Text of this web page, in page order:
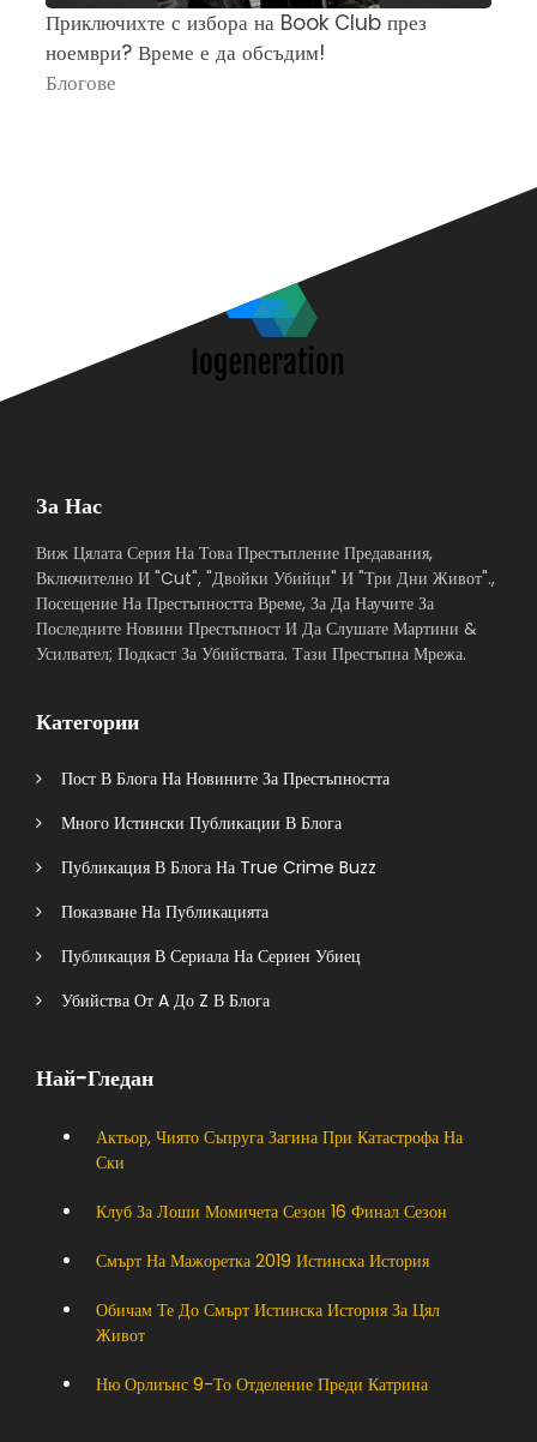
Приключихте с избора на Book Club през
ноември? Време е да обсъдим!
Блогове
За Нас
Виж Цялата Серия На Това Престъпление Предавания,
Включително И "Cut", "Двойки Убийци" И "Три Дни Живот".,
Посещение На Престъпността Време, За Да Научите За
Последните Новини Престъпност И Да Слушате Мартини &
Усилвател; Подкаст За Убийствата. Тази Престъпна Мрежа.
Категории
Пост В Блога На Новините За Престъпността
Много Истински Публикации В Блога
Публикация В Блога На True Crime Buzz
Показване На Публикацията
Публикация В Сериала На Сериен Убиец
Убийства От A До Z В Блога
Най-Гледан
Актьор, Чиято Съпруга Загина При Катастрофа На
Ски
Клуб За Лоши Момичета Сезон 16 Финал Сезон
Смърт На Мажоретка 2019 Истинска История
Обичам Те До Смърт Истинска История За Цял
Живот
Ню Орлиънс 9-То Отделение Преди Катрина